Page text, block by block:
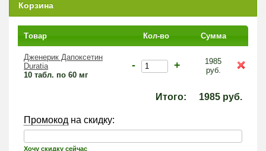
Корзина
Tовар Кол-во Сумма
Дженерик Дапоксетин
Duratia
10 табл. по 60 мг
- +
1985
руб.
Итого: 1985 руб.
Промокод на скидку:
Хочу скидку сейчас